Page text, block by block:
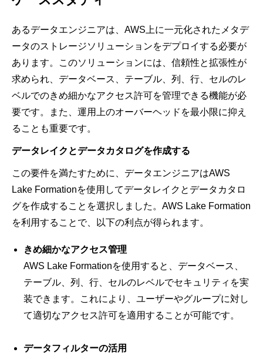
あるデータエンジニアは、AWS上に一元化されたメタデ
ータのストレージソリューションをデプロイする必要が
あります。このソリューションには、信頼性と拡張性が
求められ、データベース、テーブル、列、行、セルのレ
ベルでのきめ細かなアクセス許可を管理できる機能が必
要です。また、運用上のオーバーヘッドを最小限に抑え
ることも重要です。
データレイクとデータカタログを作成する
この要件を満たすために、データエンジニアはAWS
Lake Formationを使用してデータレイクとデータカタロ
グを作成することを選択しました。AWS Lake Formation
を利用することで、以下の利点が得られます。
きめ細かなアクセス管理
AWS Lake Formationを使用すると、データベース、
テーブル、列、行、セルのレベルでセキュリティを実
装できます。これにより、ユーザーやグループに対し
て適切なアクセス許可を適用することが可能です。
データフィルターの活用